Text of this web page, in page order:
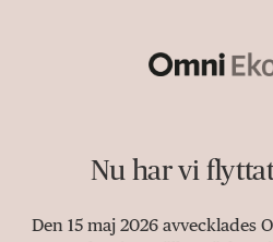
Nu har vi
Den 15 maj 2026 avvecklades